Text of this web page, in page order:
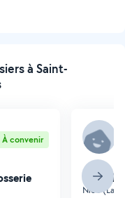
à Saint-
À convenir
Nice